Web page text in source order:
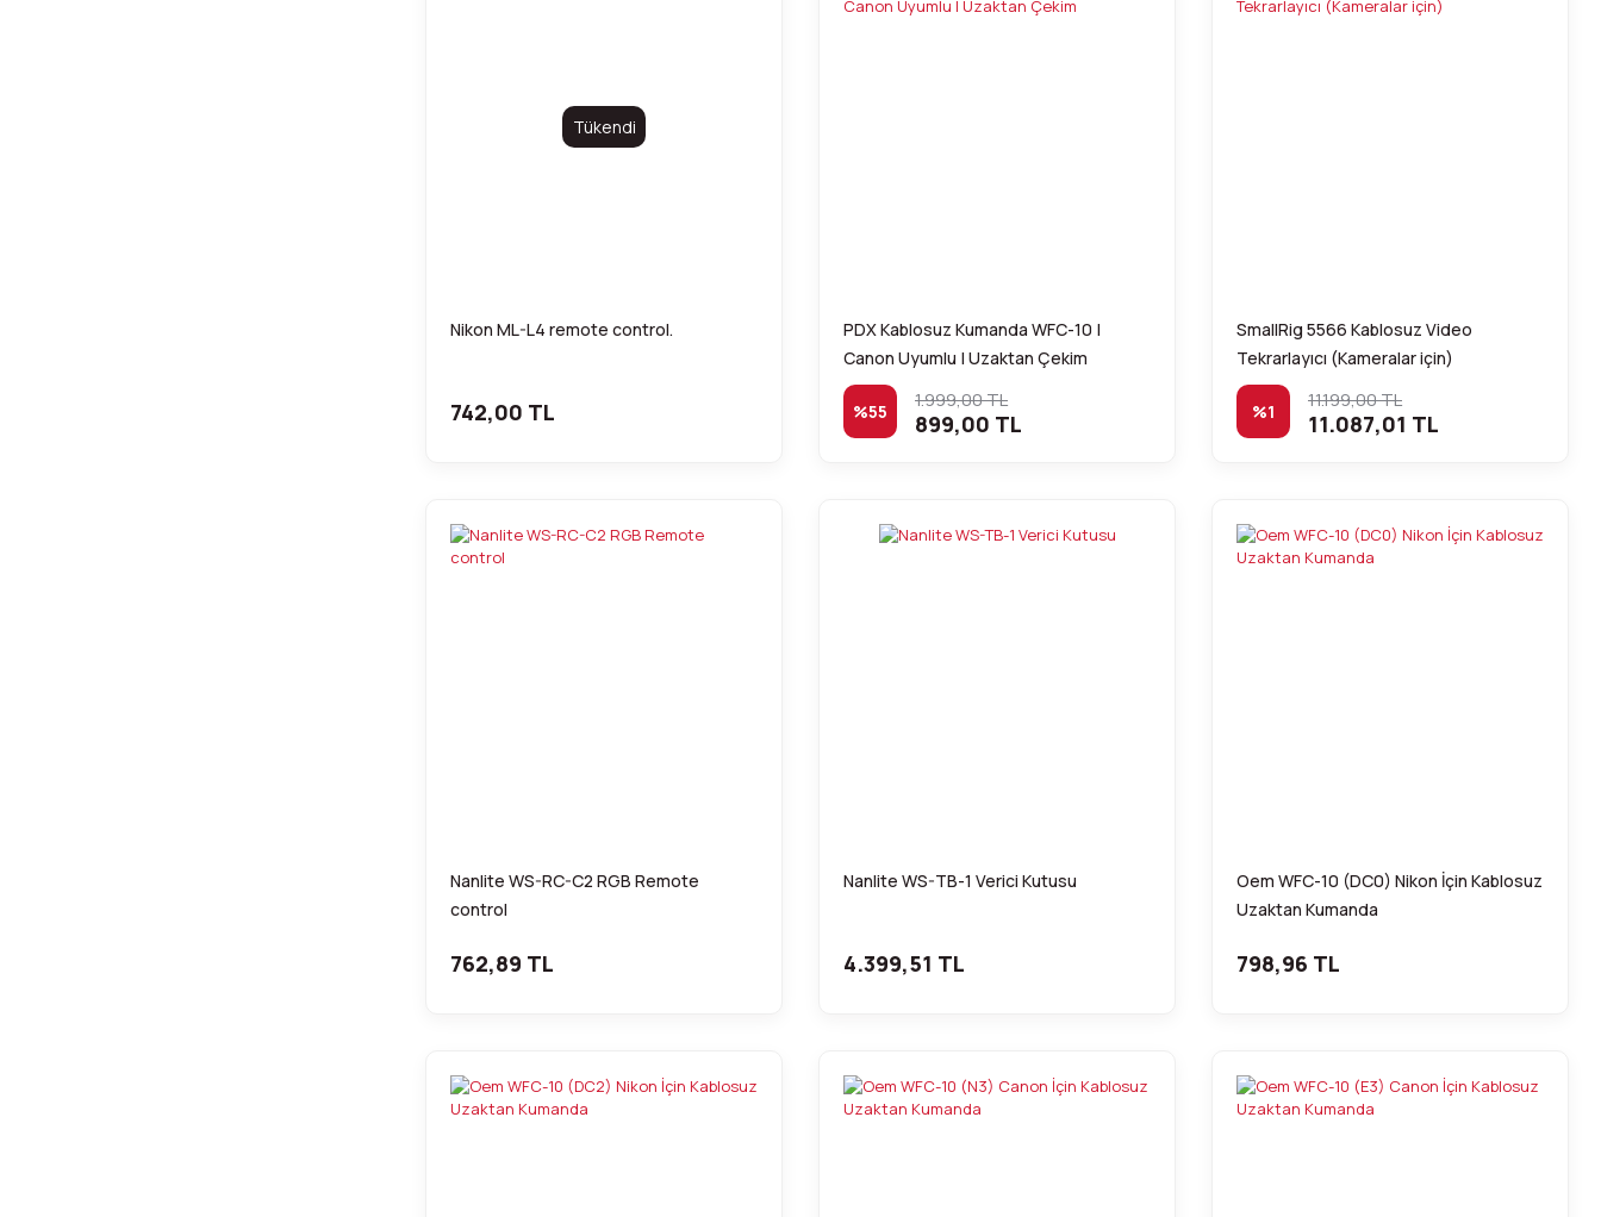
Tükendi
Nikon ML-L4 remote control.
742,00 TL
PDX Kablosuz Kumanda WFC-10 |
Canon Uyumlu | Uzaktan Çekim
%55 1.999,00 TL
899,00 TL
SmallRig 5566 Kablosuz Video
Tekrarlayıcı (Kameralar için)
%1 11.199,00 TL
11.087,01 TL
Nanlite WS-RC-C2 RGB Remote
control
762,89 TL
Nanlite WS-TB-1 Verici Kutusu
4.399,51 TL
Oem WFC-10 (DC0) Nikon İçin Kablosuz
Uzaktan Kumanda
798,96 TL